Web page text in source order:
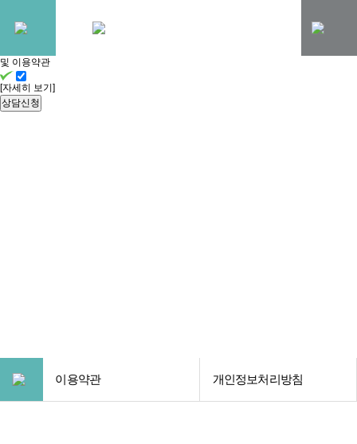
및 이용약관
[자세히 보기]
상담신청
이용약관 개인정보처리방침